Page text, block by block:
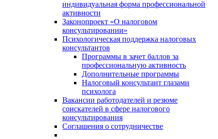
индивидуальная форма профессиональной
активности
Законопроект «О налоговом
консультировании»
Психологическая поддержка налоговых
консультантов
Программы в зачет баллов за
профессиональную активность
Дополнительные программы
Налоговый консультант глазами
психолога
Вакансии работодателей и резюме
соискателей в сфере налогового
консультирования
Соглашения о сотрудничестве